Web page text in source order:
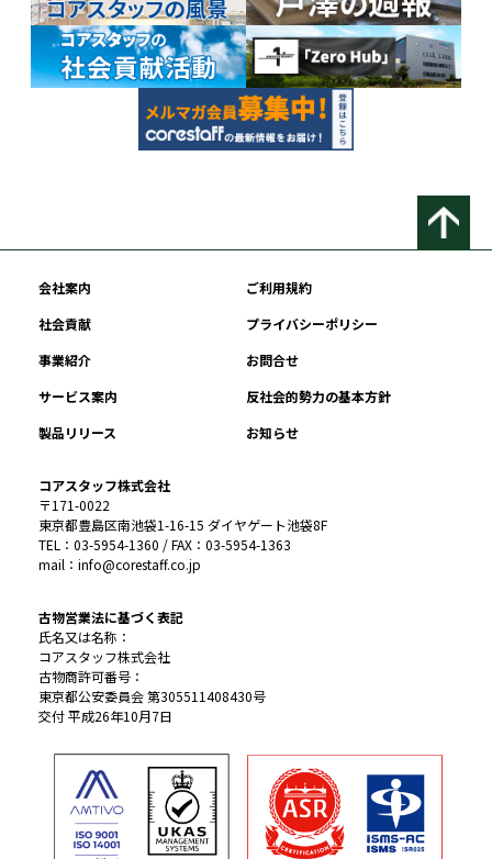
会社案内
ご利用規約
社会貢献
プライバシーポリシー
事業紹介
お問合せ
サービス案内
反社会的勢力の基本方針
製品リリース
お知らせ
コアスタッフ株式会社
〒171-0022
東京都豊島区南池袋1-16-15 ダイヤゲート池袋8F
TEL：03-5954-1360 / FAX：03-5954-1363
mail：info@corestaff.co.jp
古物営業法に基づく表記
氏名又は名称：
コアスタッフ株式会社
古物商許可番号：
東京都公安委員会 第305511408430号
交付 平成26年10月7日